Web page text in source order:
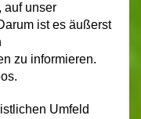
auf unser
ist es äußerst
zu informieren.
Umfeld